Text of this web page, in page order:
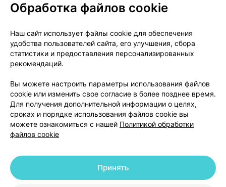
О проекте
Новости проекта
Размещение рекламы
Медицинский маркетинг
Публичный договор
Доставка
Способы оплаты
Вакансии
Партнеры
Написать руководителю 103.by
Написать в поддержку
Персональные настройки Cookie
© 2026 ООО «Артокс Лаб», УНП 191700409 | 220012, Республика Беларусь,
Обработка файлов cookie
Наш сайт использует файлы cookie для обеспечения
удобства пользователей сайта, его улучшения, сбора
статистики и предоставления персонализированных
рекомендаций.
Вы можете настроить параметры использования файлов
cookie или изменить свое согласие в более позднее время.
Для получения дополнительной информации о целях,
сроках и порядке использования файлов cookie вы
можете ознакомиться с нашей Политикой обработки
файлов cookie
Принять